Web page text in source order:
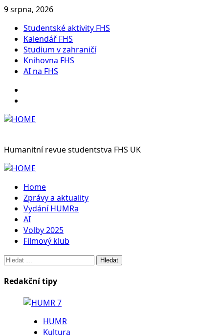
Skip
content
9 srpna, 2026
Studentské aktivity FHS
Kalendář FHS
Studium v zahraničí
Knihovna FHS
AI na FHS
Humanitní revue studentstva FHS UK
Primary
Home
Zprávy a aktuality
Vydání HUMRa
AI
Volby 2025
Filmový klub
Vyhledávání
Redakční tipy
HUMR
Kultura